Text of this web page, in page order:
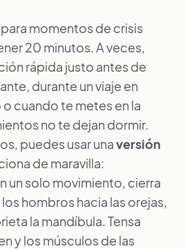
momentos de crisis
20 minutos. A veces,
rápida justo antes de
durante un viaje en
cuando te metes en la
no te dejan dormir.
puedes usar unaversión
de maravilla:
un solo movimiento, cierra
hombros hacia las orejas,
la mandíbula. Tensa
y los músculos de las